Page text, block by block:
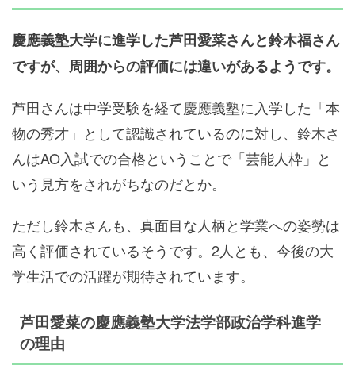
慶應義塾大学に進学した芦田愛菜さんと鈴木福さん
ですが、周囲からの評価には違いがあるようです。
芦田さんは中学受験を経て慶應義塾に入学した「本
物の秀才」として認識されているのに対し、鈴木さ
んはAO入試での合格ということで「芸能人枠」と
いう見方をされがちなのだとか。
ただし鈴木さんも、真面目な人柄と学業への姿勢は
高く評価されているそうです。2人とも、今後の大
学生活での活躍が期待されています。
芦田愛菜の慶應義塾大学法学部政治学科進学
の理由